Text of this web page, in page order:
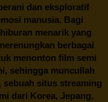
dan eksploratif
manusia. Bagi
menarik yang
berbagai
menonton film semi
sehingga muncullah
, sebuah situs streaming
dari Korea, Jepang,